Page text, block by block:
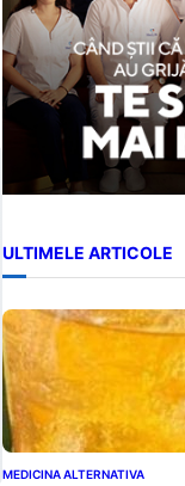
ULTIMELE ARTICOLE
MEDICINA ALTERNATIVA